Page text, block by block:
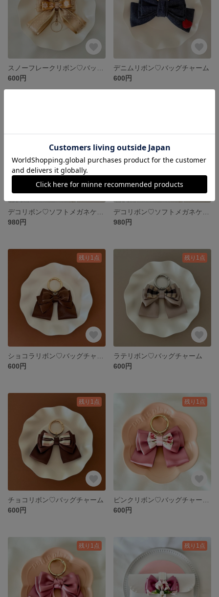
600円
デニムリボン♡バッグチャーム
600円
980円
980円
残り1点
600円
残り1点
ラテリボン♡バッグチャーム
600円
残り1点
チョコリボン♡バッグチャーム
600円
残り1点
600円
残り1点 残り1点